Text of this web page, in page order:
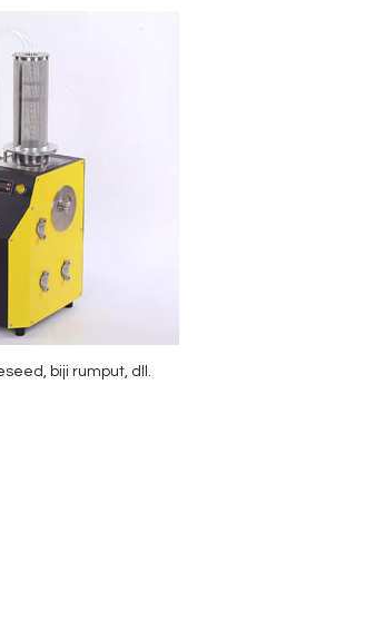
biji rumput, dll.